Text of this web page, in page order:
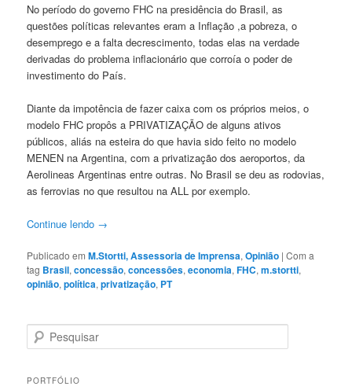
No período do governo FHC na presidência do Brasil, as
questões políticas relevantes eram a Inflação ,a pobreza, o
desemprego e a falta decrescimento, todas elas na verdade
derivadas do problema inflacionário que corroía o poder de
investimento do País.
Diante da impotência de fazer caixa com os próprios meios, o
modelo FHC propôs a PRIVATIZAÇÃO de alguns ativos
públicos, aliás na esteira do que havia sido feito no modelo
MENEN na Argentina, com a privatização dos aeroportos, da
Aerolineas Argentinas entre outras. No Brasil se deu as rodovias,
as ferrovias no que resultou na ALL por exemplo.
Continue lendo →
Publicado em M.Stortti, Assessoria de Imprensa,Opinião |Com a
tag Brasil,concessão,concessões,economia,FHC,m.stortti,
opinião,política,privatização, PT
e
q
PORTFÓLIO